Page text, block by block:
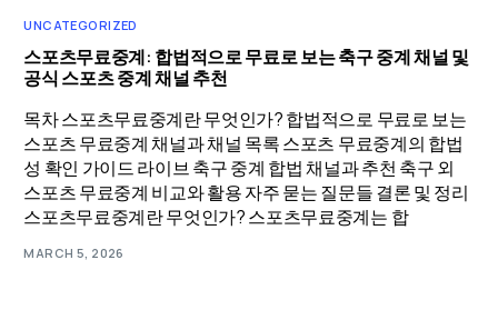
UNCATEGORIZED
스포츠무료중계: 합법적으로 무료로 보는 축구 중계 채널 및
공식 스포츠 중계 채널 추천
목차 스포츠무료중계란 무엇인가? 합법적으로 무료로 보는
스포츠 무료중계 채널과 채널 목록 스포츠 무료중계의 합법
성 확인 가이드 라이브 축구 중계 합법 채널과 추천 축구 외
스포츠 무료중계 비교와 활용 자주 묻는 질문들 결론 및 정리
스포츠무료중계란 무엇인가? 스포츠무료중계는 합
MARCH 5, 2026